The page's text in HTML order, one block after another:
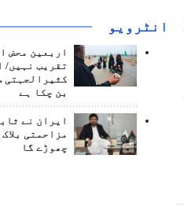
انٹرويو
اربعین محض
تقریب نہیں/
کثیرالجہتی
بن چکا ہے
ایران نے
مزاحمتی
چھوڑے گا